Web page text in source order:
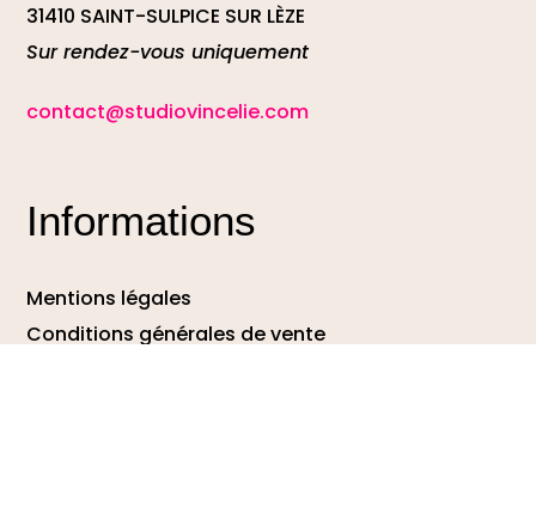
31410 SAINT-SULPICE SUR LÈZE
Sur rendez-vous uniquement
contact@studiovincelie.com
Informations
Mentions légales
Conditions générales de vente